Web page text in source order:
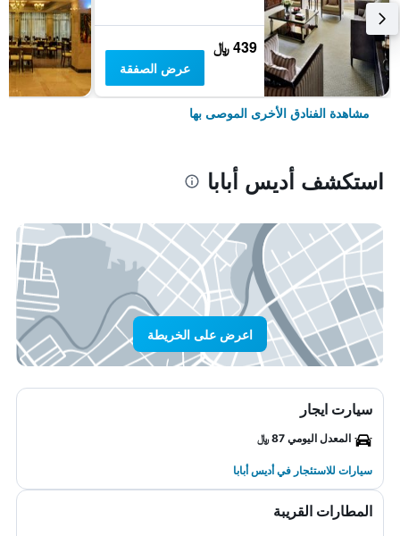
439 ﷼
عرض الصفقة
مشاهدة الفنادق الأخرى الموصى بها
استكشف أديس أبابا
اعرض على الخريطة
سيارت ايجار
المعدل اليومي 87 ﷼
سيارات للاستئجار في أديس أبابا
المطارات القريبة